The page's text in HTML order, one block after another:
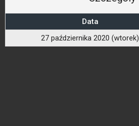
Data
27 października 2020 (wtorek)